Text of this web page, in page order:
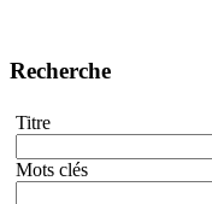
Recherche
Titre
Mots clés